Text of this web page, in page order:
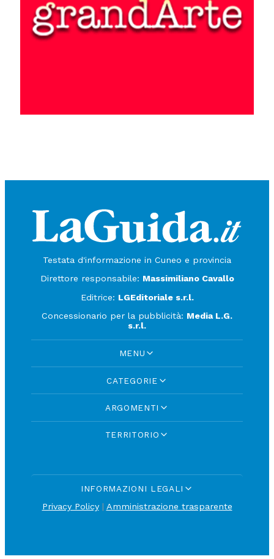
Testata d'informazione in Cuneo e provincia
Direttore responsabile: Massimiliano Cavallo
Editrice: LGEditoriale s.r.l.
Concessionario per la pubblicità: Media L.G.
s.r.l.
MENU
CATEGORIE
ARGOMENTI
TERRITORIO
INFORMAZIONI LEGALI
Privacy Policy| Amministrazione trasparente